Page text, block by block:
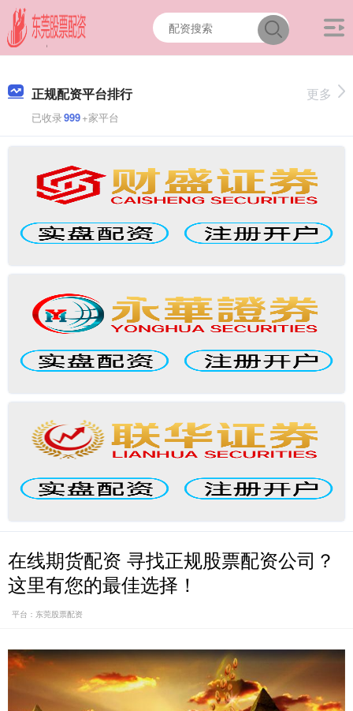
正规配资平台排行
已收录999+家平台
更多
在线期货配资 寻找正规股票配资公司？
这里有您的最佳选择！
平台：东莞股票配资